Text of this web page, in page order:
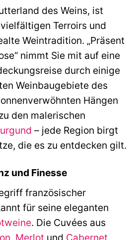
des Weins, ist
Terroirs und
Weintradition. „Präsent
nimmt Sie mit auf eine
durch einige
Weinbaugebiete des
Hängen
den malerischen
– jede Region birgt
die es zu entdecken gilt.
und Finesse
französischer
für seine eleganten
. Die Cuvées aus
, Merlot und Cabernet